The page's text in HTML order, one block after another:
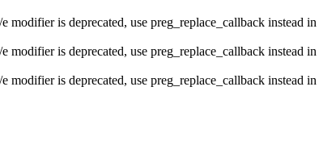
modifier is deprecated, use preg_replace_callback instead in
modifier is deprecated, use preg_replace_callback instead in
modifier is deprecated, use preg_replace_callback instead in